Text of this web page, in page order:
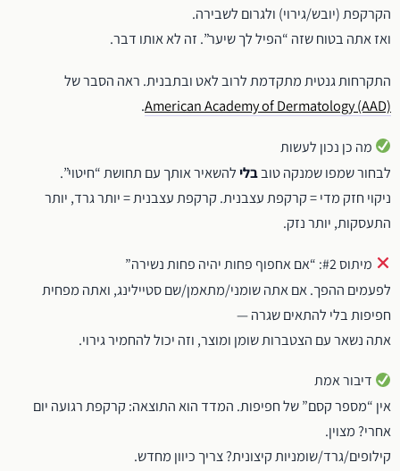
הקרקפת (יובש/גירוי) ולגרום לשבירה.
ואז אתה בטוח שזה “הפיל לך שיער”. זה לא אותו דבר.
התקרחות גנטית מתקדמת לרוב לאט ובתבנית. ראה הסבר של
American Academy of Dermatology (AAD)
.
מה כן נכון לעשות
לבחור שמפו שמנקה טובבלילהשאיר אותך עם תחושת “חיטוי”.
ניקוי חזק מדי = קרקפת עצבנית. קרקפת עצבנית = יותר גרד, יותר
התעסקות, יותר נזק.
מיתוס #2: “אם אחפוף פחות יהיה פחות נשירה”
לפעמים ההפך. אם אתה שומני/מתאמן/שם סטיילינג, ואתה מפחית
חפיפות בלי להתאים שגרה —
אתה נשאר עם הצטברות שומן ומוצר, וזה יכול להחמיר גירוי.
דיבור אמת
אין “מספר קסם” של חפיפות. המדד הוא התוצאה: קרקפת רגועה יום
אחרי? מצוין.
קילופים/גרד/שומניות קיצונית? צריך כיוון מחדש.